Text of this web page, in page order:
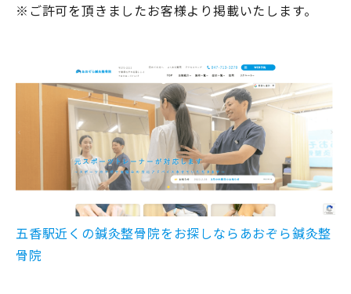
※ご許可を頂きましたお客様より掲載いたします。
五香駅近くの鍼灸整骨院をお探しならあおぞら鍼灸整
骨院